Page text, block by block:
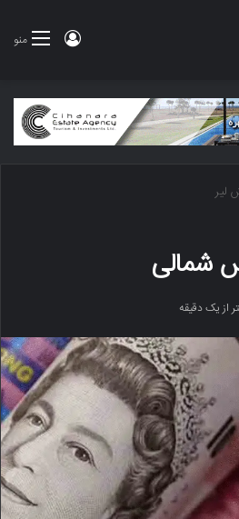
منو ورود
لیر
شمالی
از یک دقیقه